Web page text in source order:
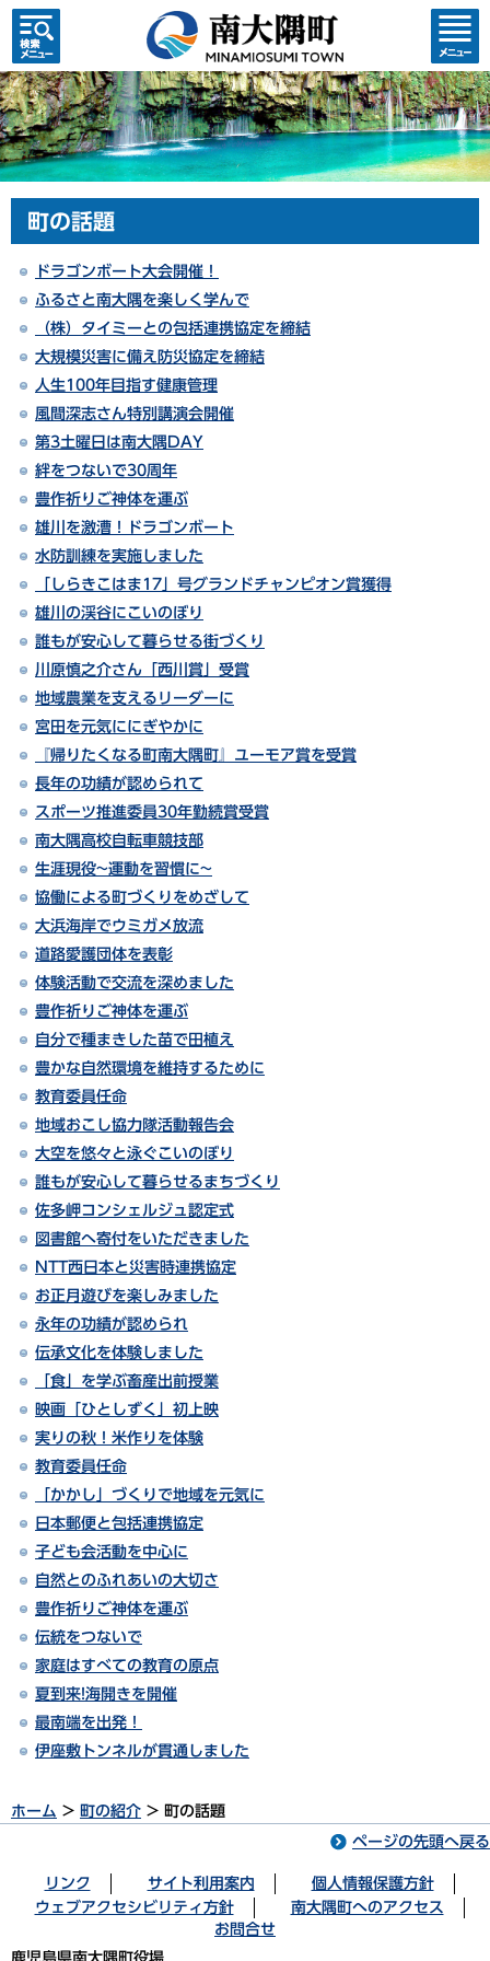
検索・
共通メ
ニュー
コンテ
ンツメ
ニュー
町の話題
ドラゴンボート大会開催！
ふるさと南大隅を楽しく学んで
（株）タイミーとの包括連携協定を締結
大規模災害に備え防災協定を締結
人生100年目指す健康管理
風間深志さん特別講演会開催
第3土曜日は南大隅DAY
絆をつないで30周年
豊作祈りご神体を運ぶ
雄川を激漕！ドラゴンボート
水防訓練を実施しました
「しらきこはま17」号グランドチャンピオン賞獲得
雄川の渓谷にこいのぼり
誰もが安心して暮らせる街づくり
川原慎之介さん「西川賞」受賞
地域農業を支えるリーダーに
宮田を元気ににぎやかに
『帰りたくなる町南大隅町』ユーモア賞を受賞
長年の功績が認められて
スポーツ推進委員30年勤続賞受賞
南大隅高校自転車競技部
生涯現役~運動を習慣に~
協働による町づくりをめざして
大浜海岸でウミガメ放流
道路愛護団体を表彰
体験活動で交流を深めました
豊作祈りご神体を運ぶ
自分で種まきした苗で田植え
豊かな自然環境を維持するために
教育委員任命
地域おこし協力隊活動報告会
大空を悠々と泳ぐこいのぼり
誰もが安心して暮らせるまちづくり
佐多岬コンシェルジュ認定式
図書館へ寄付をいただきました
NTT西日本と災害時連携協定
お正月遊びを楽しみました
永年の功績が認められ
伝承文化を体験しました
「食」を学ぶ畜産出前授業
映画「ひとしずく」初上映
実りの秋！米作りを体験
教育委員任命
「かかし」づくりで地域を元気に
日本郵便と包括連携協定
子ども会活動を中心に
自然とのふれあいの大切さ
豊作祈りご神体を運ぶ
伝統をつないで
家庭はすべての教育の原点
夏到来!海開きを開催
最南端を出発！
伊座敷トンネルが貫通しました
ホーム > 町の紹介 > 町の話題
ページの先頭へ戻る
リンク サイト利用案内
個人情報保護方針
ウェブアクセシビリティ方針
南大隅町へのアクセス
お問合せ
鹿児島県南大隅町役場